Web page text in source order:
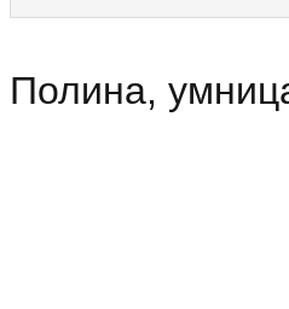
Полина,